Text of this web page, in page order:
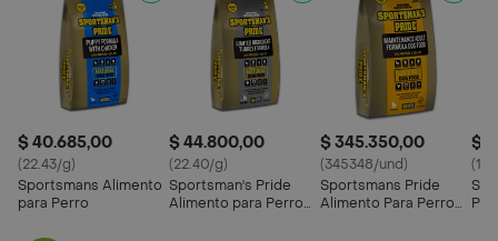
$ 40.685,00
(22.43/g)
Sportsmans Alimento
para Perro
$ 44.800,00
(22.40/g)
Sportsman's Pride
Alimento para Perro
$ 345.350,00
(345348/und)
Sportsmans Pride
Alimento Para Perro
$